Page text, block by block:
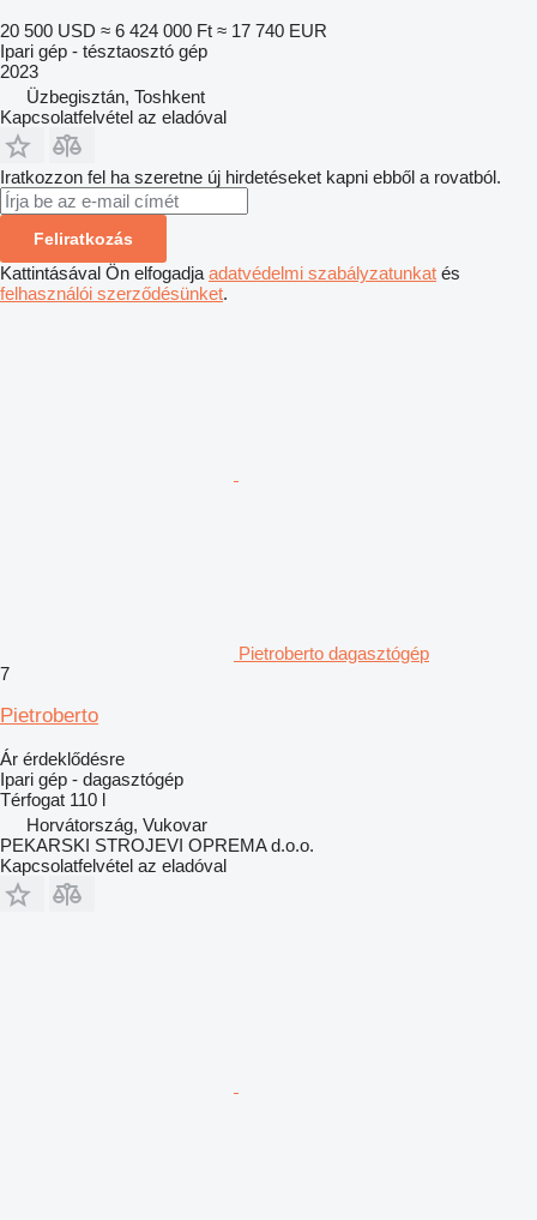
20 500 USD ≈ 6 424 000 Ft ≈ 17 740 EUR
Ipari gép - tésztaosztó gép
2023
Üzbegisztán, Toshkent
Kapcsolatfelvétel az eladóval
Iratkozzon fel ha szeretne új hirdetéseket kapni ebből a rovatból.
Feliratkozás
Kattintásával Ön elfogadja adatvédelmi szabályzatunkat és
felhasználói szerződésünket.
Pietroberto dagasztógép
7
Pietroberto
Ár érdeklődésre
Ipari gép - dagasztógép
Térfogat 110 l
Horvátország, Vukovar
PEKARSKI STROJEVI OPREMA d.o.o.
Kapcsolatfelvétel az eladóval